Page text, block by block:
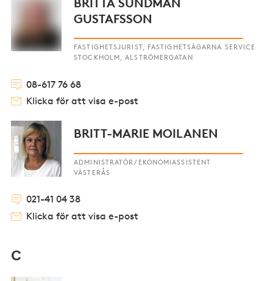
GUSTAFSSON
FASTIGHETSJURIST, FASTIGHETSÄGARNA SERVICE
STOCKHOLM, ALSTRÖMERGATAN
08-617 76 68
Klicka för att visa e-post
BRITT-MARIE MOILANEN
ADMINISTRATÖR/EKONOMIASSISTENT
VÄSTERÅS
021-41 04 38
Klicka för att visa e-post
C